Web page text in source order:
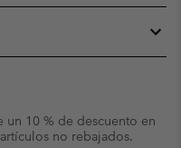
un 10 % de descuento en
no rebajados.